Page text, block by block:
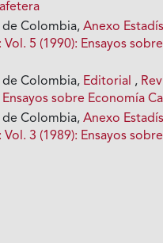
de Colombia,Anexo
5 (1990): Ensayos
de Colombia, Editorial ,
sobre Economía
de Colombia,Anexo
3 (1989): Ensayos